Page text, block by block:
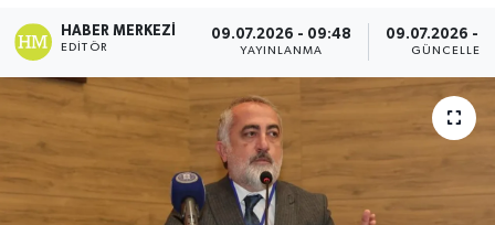
HABER MERKEZI
EDITÖR
09.07.2026 - 09:48
YAYINLANMA
09.07.2026 -
SAĞLIK
MAGAZİN
SPOR
Haber Arşivi